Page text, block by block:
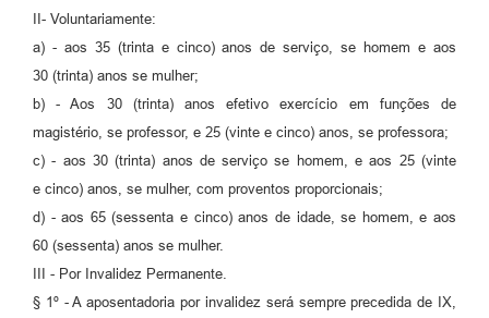
II- Voluntariamente:
a) - aos 35 (trinta e cinco) anos de serviço, se homem e aos
30 (trinta) anos se mulher;
b) - Aos 30 (trinta) anos efetivo exercício em funções de
magistério, se professor, e 25 (vinte e cinco) anos, se professora;
c) - aos 30 (trinta) anos de serviço se homem, e aos 25 (vinte
e cinco) anos, se mulher, com proventos proporcionais;
d) - aos 65 (sessenta e cinco) anos de idade, se homem, e aos
60 (sessenta) anos se mulher.
III - Por Invalidez Permanente.
§ 1º - A aposentadoria por invalidez será sempre precedida de IX,